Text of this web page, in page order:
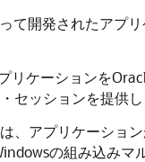
て開発されたアプ
リケーションを
セッションを提供
、アプリケーショ
の組み込み